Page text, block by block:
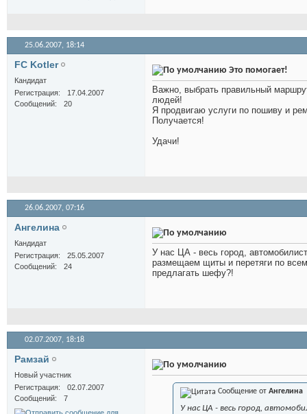
25.06.2007, 18:14
FC Kotler
Кандидат
Регистрация
17.04.2007
Сообщений
20
Это помогает!
Важно, выбрать правильный
людей!
Я продвигаю услуги по пошиву и
Получается!
Удачи!
26.06.2007, 07:16
Ангелина
Кандидат
Регистрация
25.05.2007
Сообщений
24
У нас ЦА - весь город,
размещаем щиты и перетяги по
предлагать шефу?!
02.07.2007, 18:18
Рамзай
Новый участник
Регистрация
02.07.2007
Сообщений
7
Сообщение от Ангелина
У нас ЦА - весь город,